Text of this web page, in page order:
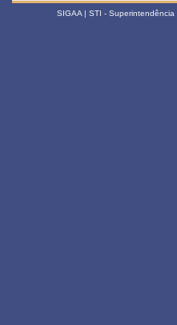
SIGAA | STI -